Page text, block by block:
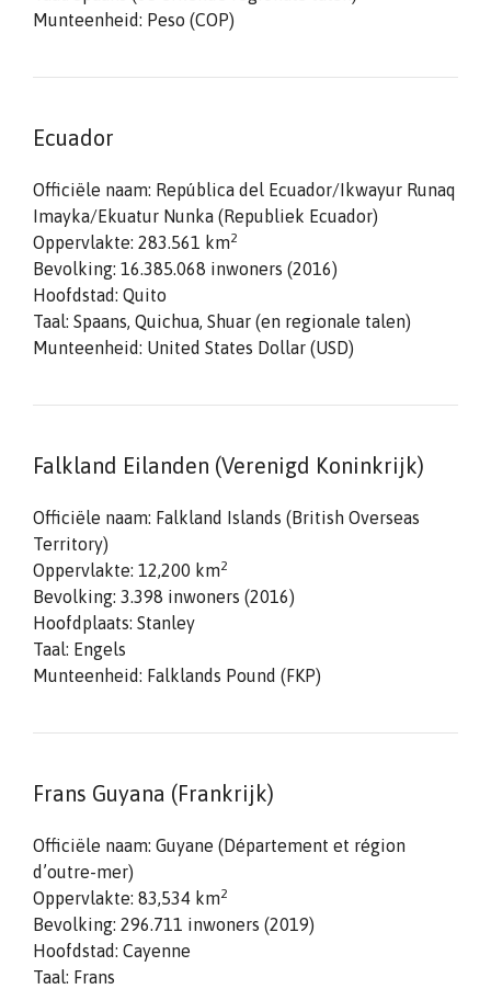
Munteenheid: Peso (COP)
Ecuador
Officiële naam: República del Ecuador/Ikwayur Runaq
Imayka/Ekuatur Nunka (Republiek Ecuador)
Oppervlakte: 283.561 km2
Bevolking: 16.385.068 inwoners (2016)
Hoofdstad: Quito
Taal: Spaans, Quichua, Shuar (en regionale talen)
Munteenheid: United States Dollar (USD)
Falkland Eilanden (Verenigd Koninkrijk)
Officiële naam: Falkland Islands (British Overseas
Territory)
Oppervlakte: 12,200 km2
Bevolking: 3.398 inwoners (2016)
Hoofdplaats: Stanley
Taal: Engels
Munteenheid: Falklands Pound (FKP)
Frans Guyana (Frankrijk)
Officiële naam: Guyane (Département et région
d’outre-mer)
Oppervlakte: 83,534 km2
Bevolking: 296.711 inwoners (2019)
Hoofdstad: Cayenne
Taal: Frans